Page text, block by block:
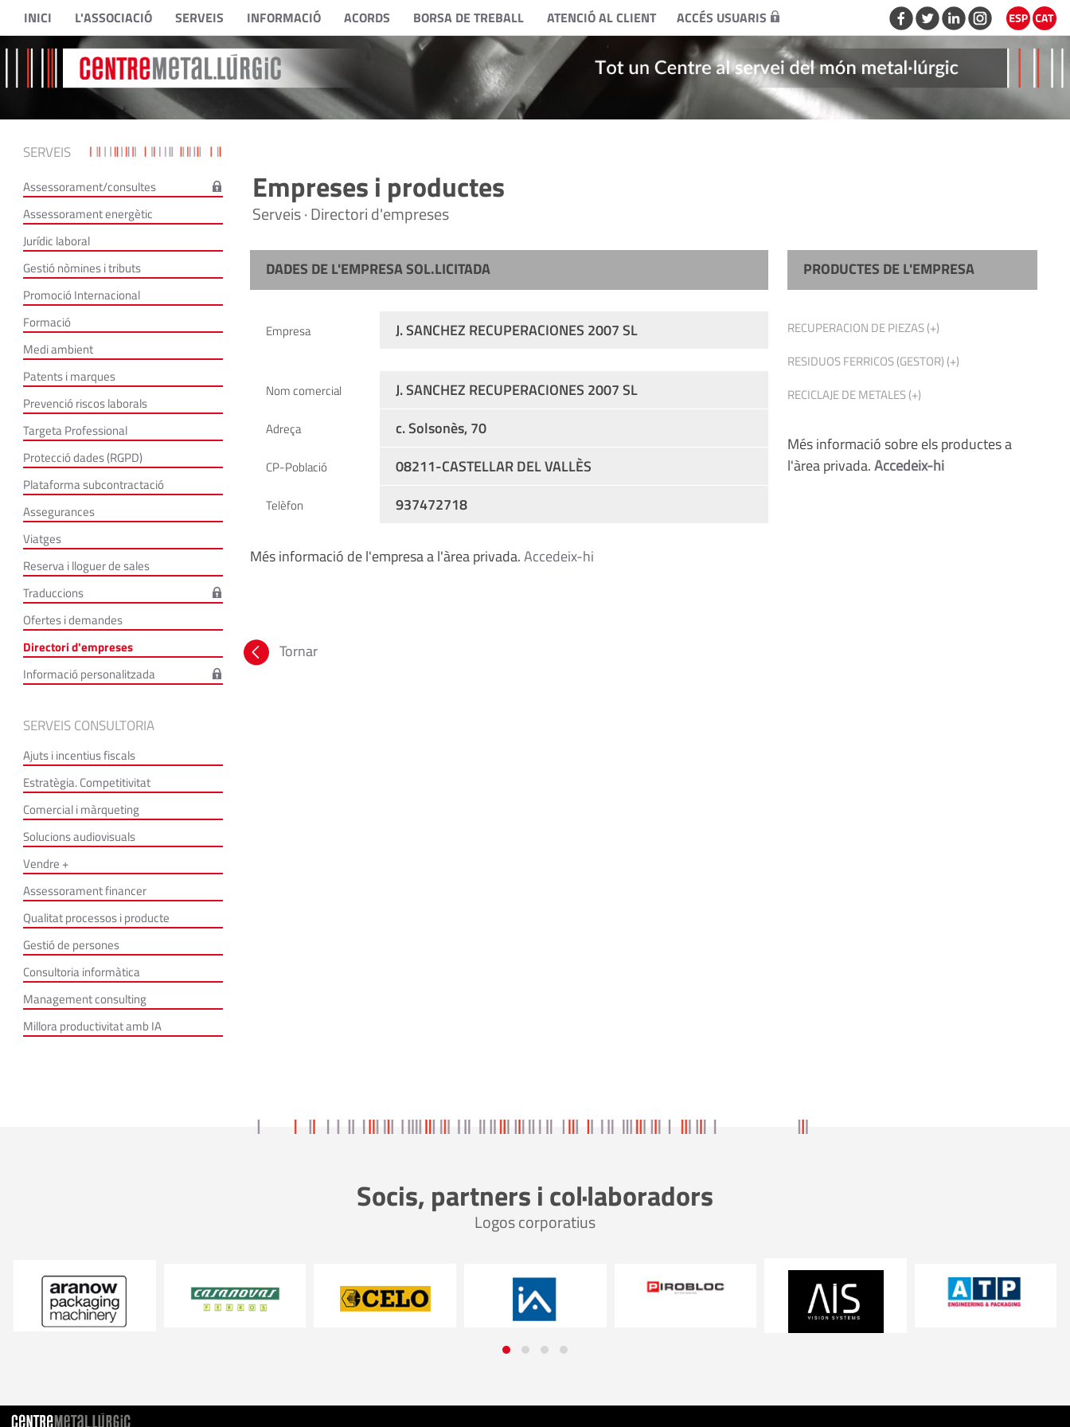
INICI L'ASSOCIACIÓ SERVEIS INFORMACIÓ ACORDS BORSA DE TREBALL ATENCIÓ AL CLIENT ACCÉS USUARIS
SERVEIS
Assessorament/consultes
Assessorament energètic
Jurídic laboral
Gestió nòmines i tributs
Promoció Internacional
Formació
Medi ambient
Patents i marques
Prevenció riscos laborals
Targeta Professional
Protecció dades (RGPD)
Plataforma subcontractació
Assegurances
Viatges
Reserva i lloguer de sales
Traduccions
Ofertes i demandes
Directori d'empreses
Informació personalitzada
SERVEIS CONSULTORIA
Ajuts i incentius fiscals
Estratègia. Competitivitat
Comercial i màrqueting
Solucions audiovisuals
Vendre +
Assessorament financer
Qualitat processos i producte
Gestió de persones
Consultoria informàtica
Management consulting
Millora productivitat amb IA
Empreses i productes
Serveis · Directori d'empreses
DADES DE L'EMPRESA SOL.LICITADA
Empresa J. SANCHEZ RECUPERACIONES 2007 SL
Nom comercial J. SANCHEZ RECUPERACIONES 2007 SL
Adreça c. Solsonès, 70
CP-Població 08211-CASTELLAR DEL VALLÈS
Telèfon 937472718
Més informació de l'empresa a l'àrea privada.Accedeix-hi
PRODUCTES DE L'EMPRESA
RECUPERACION DE PIEZAS (+)
RESIDUOS FERRICOS (GESTOR) (+)
RECICLAJE DE METALES (+)
Més informació sobre els productes a
l'àrea privada.Accedeix-hi
Tornar
Socis, partners i col·laboradors
Logos corporatius